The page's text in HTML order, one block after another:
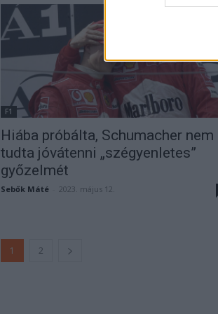
web or
I want
I want
I want
F1
Hiába próbálta, Schumacher nem
tudta jóvátenni „szégyenletes”
győzelmét
Sebők Máté 2023. május 12.
1 2